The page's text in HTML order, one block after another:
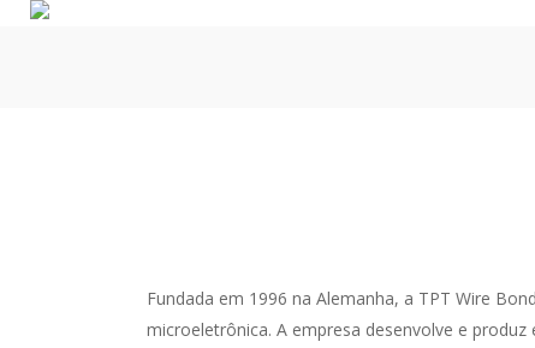
Fundada em 1996 na Alemanha, a TPT Wire
microeletrônica. A empresa desenvolve e